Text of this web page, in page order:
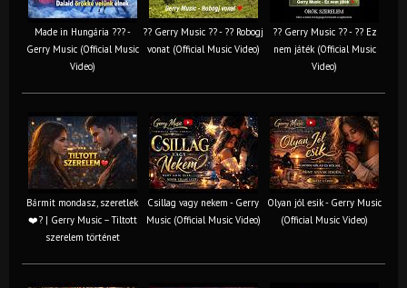
Made in Hungária ??? -
Gerry Music (Official Music
Video)
?? Gerry Music ?? - ?? Robogj
vonat (Official Music Video)
?? Gerry Music ?? - ?? Ez
nem játék (Official Music
Video)
Bármit mondasz, szeretlek
❤️‍? | Gerry Music – Tiltott
szerelem történet
Csillag vagy nekem - Gerry
Music (Official Music Video)
Olyan jól esik - Gerry Music
(Official Music Video)